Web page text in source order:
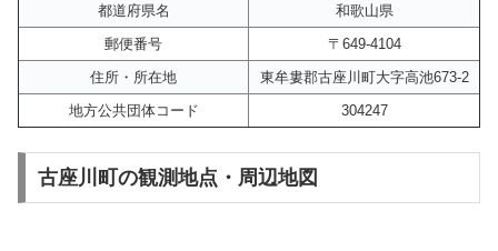
都道府県名
和歌山県
郵便番号
〒649-4104
住所・所在地
東牟婁郡古座川町大字高池673-2
地方公共団体コード
304247
古座川町の観測地点・周辺地図